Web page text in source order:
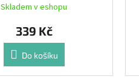
Skladem v eshopu
339 Kč
Do košíku